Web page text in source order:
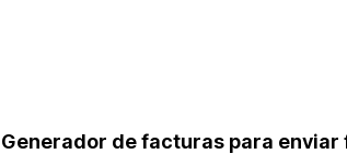
Generador de facturas para